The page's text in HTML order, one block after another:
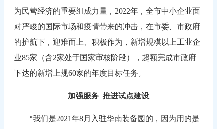
为民营经济的重要组成力量，2022年，全市中小企业面
对严峻的国际市场和疫情带来的冲击，在市委、市政府
的护航下，迎难而上、积极作为，新增规模以上工业企
业85家（含2家处于国家审核阶段），超额完成市政府
下达的新增上规60家的年度目标任务。
加强服务 推进试点建设
“我们是2021年8月入驻华南装备园的，因为用的是